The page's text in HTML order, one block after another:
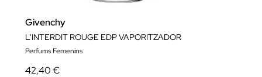
Givenchy
L'INTERDIT ROUGE EDP VAPORITZADOR
Perfums Femenins
42,40 €